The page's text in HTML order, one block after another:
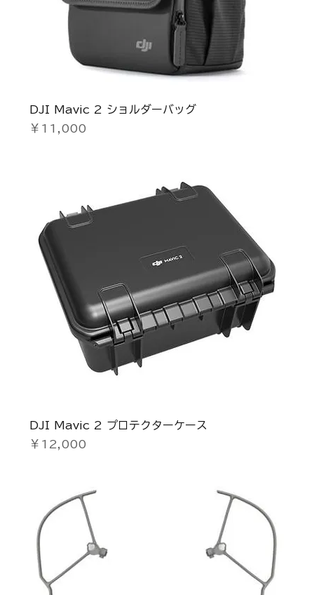
DJI Mavic 2 ショルダーバッグ
価格
￥11,000
DJI Mavic 2 プロテクターケース
価格
￥12,000